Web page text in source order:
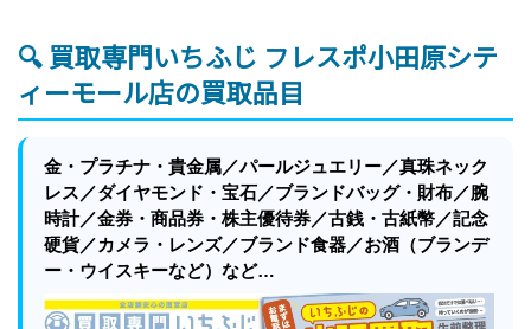
🔍 買取専門いちふじ フレスポ小田原シテ
ィーモール店の買取品目
金・プラチナ・貴金属／パールジュエリー／真珠ネック
レス／ダイヤモンド・宝石／ブランドバッグ・財布／腕
時計／金券・商品券・株主優待券／古銭・古紙幣／記念
硬貨／カメラ・レンズ／ブランド食器／お酒（ブランデ
ー・ウイスキーなど）など…